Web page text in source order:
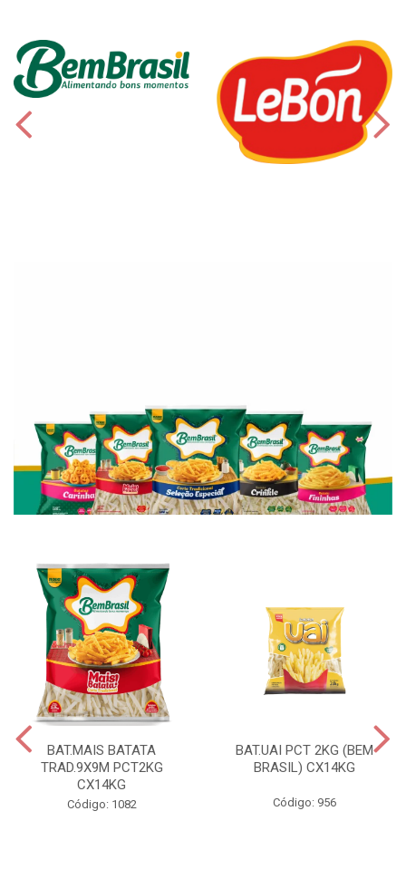
BAT.MAIS BATATA
TRAD.9X9M PCT2KG
CX14KG
Código: 1082
BAT.UAI PCT 2KG (BEM
BRASIL) CX14KG
Código: 956